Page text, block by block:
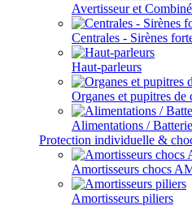
Avertisseur et
Centrales - Sirènes
Haut-parleurs
Organes et pupitres de
Alimentations /
Protection individuelle &
Amortisseurs chocs
Amortisseurs piliers